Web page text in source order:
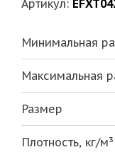
Артикул:
Минимальная
Максимальная
Размер
Плотность, кг/м³